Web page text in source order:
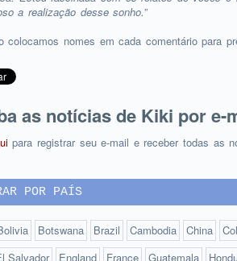
a realização desse sonho.”
colocamos nomes em cada comentário para
as notícias de Kiki por e-
para registrar seu e-mail e receber todas as
POR PAÍS
Botswana Brazil Cambodia China
Salvador England France Guatemala